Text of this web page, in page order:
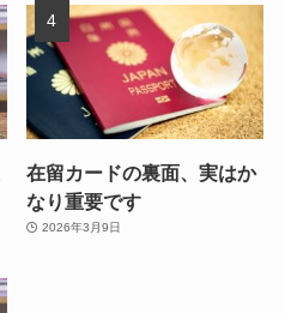
在留カードの裏面、実はか
なり重要です
2026年3月9日